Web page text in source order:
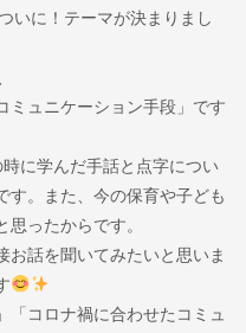
いに！テーマが決まりまし
ミュニケーション手段」です
に学んだ手話と点字につい
す。また、今の保育や子ども
ったからです。
お話を聞いてみたいと思いま
「コロナ禍に合わせたコミュ